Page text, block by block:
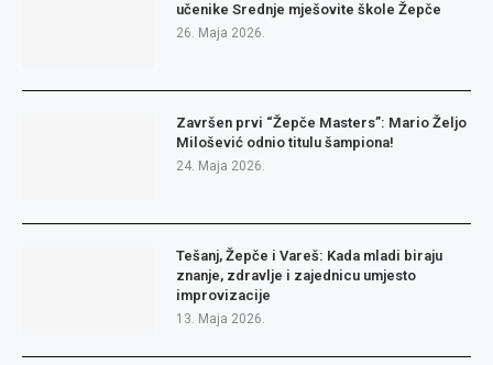
učenike Srednje mješovite škole Žepče
26. Maja 2026.
Završen prvi “Žepče Masters”: Mario Željo
Milošević odnio titulu šampiona!
24. Maja 2026.
Tešanj, Žepče i Vareš: Kada mladi biraju
znanje, zdravlje i zajednicu umjesto
improvizacije
13. Maja 2026.